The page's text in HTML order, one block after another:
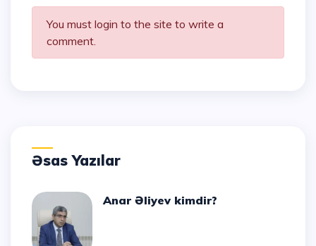
You must login to the site to write a
comment.
Əsas Yazılar
Anar Əliyev kimdir?